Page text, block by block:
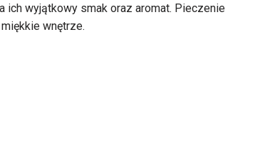
ich wyjątkowy smak oraz aromat. Pieczenie
wnętrze.